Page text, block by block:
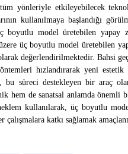
yönleriyle etkileyebilecek
kullanılmaya başlandığı
boyutlu model üretebilen yapay
üç boyutlu model üretebilen
değerlendirilmektedir. Bahsi
hızlandırarak yeni
süreci destekleyen bir araç
hem de sanatsal anlamda
kullanılarak, üç boyutlu
çalışmalara katkı sağlamak